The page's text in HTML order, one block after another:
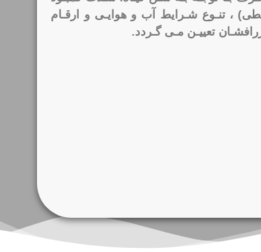
، تنـوع شـرایط آب و هوایـی و ارقـام
تعییـن مـی گـردد.